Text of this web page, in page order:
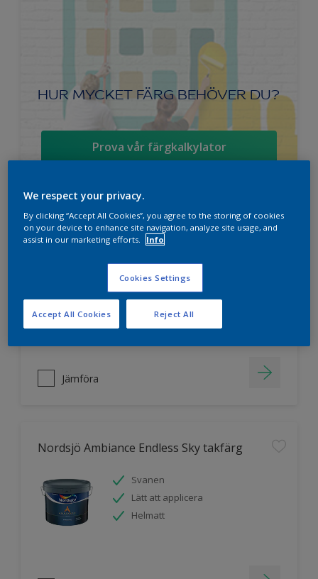
HUR MYCKET FÄRG BEHÖVER DU?
Prova vår färgkalkylator
Nordsjö Ambiance Superfinish Matt
snickerifärg
Hög kulörbeständighet
Jämföra
Nordsjö Ambiance Endless Sky takfärg
Svanen
Lätt att applicera
Helmatt
We respect your privacy.
By clicking “Accept All Cookies”, you agree to the storing of cookies
on your device to enhance site navigation, analyze site usage, and
assist in our marketing efforts.
Info
Cookies Settings
Reject All
Accept All Cookies